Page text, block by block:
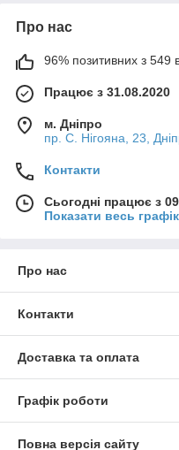
Про нас
96% позитивних з 549
Працює з 31.08.2020
м. Дніпро
пр. С. Нігояна, 23,
Контакти
Сьогодні працює з
Показати весь
Про нас
Контакти
Доставка та оплата
Графік роботи
Повна версія сайту